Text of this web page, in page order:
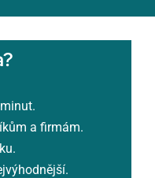
a firmám.